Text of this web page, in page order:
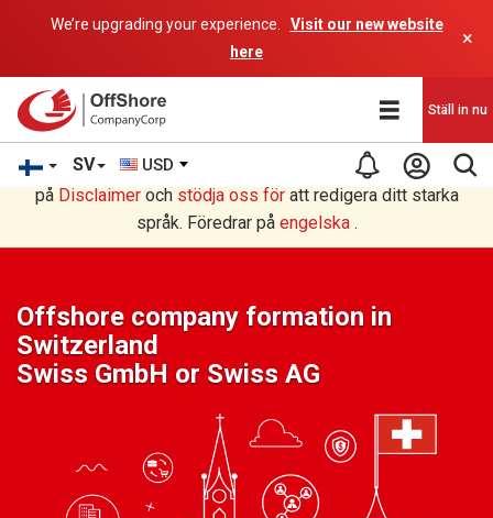
We’re upgrading your experience.
Visit our new website
here
×
SV USD
Ställ in nu
Du läser i Swedish översättning av ett AI-program. Läs mer
på Disclaimeroch stödja oss föratt redigera ditt starka
språk. Föredrar på engelska.
Offshore company formation in
Switzerland
Swiss GmbH or Swiss AG